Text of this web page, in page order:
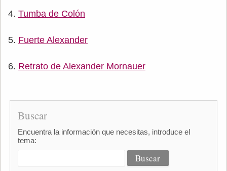
Tumba de Colón
Fuerte Alexander
Retrato de Alexander Mornauer
Buscar
Encuentra la información que necesitas, introduce el
tema: